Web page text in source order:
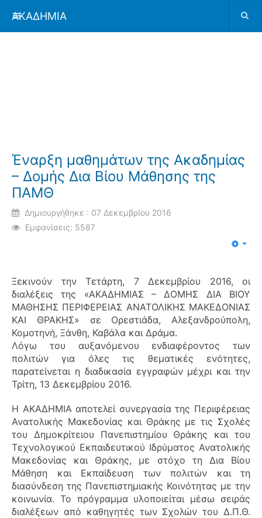
ΑΚΑΔΗΜΙΑ
Έναρξη μαθημάτων της Ακαδημίας
– Δομής Δια Βίου Μάθησης της
ΠΑΜΘ
Δημιουργήθηκε : 07 Δεκεμβρίου 2016
Εμφανίσεις: 5587
Ξεκινούν την Τετάρτη, 7 Δεκεμβρίου 2016, οι
διαλέξεις της «ΑΚΑΔΗΜΙΑΣ – ΔΟΜΗΣ ΔΙΑ ΒΙΟΥ
ΜΑΘΗΣΗΣ ΠΕΡΙΦΕΡΕΙΑΣ ΑΝΑΤΟΛΙΚΗΣ ΜΑΚΕΔΟΝΙΑΣ
ΚΑΙ ΘΡΑΚΗΣ» σε Ορεστιάδα, Αλεξανδρούπολη,
Κομοτηνή, Ξάνθη, Καβάλα και Δράμα.
Λόγω του αυξανόμενου ενδιαφέροντος των
πολιτών για όλες τις θεματικές ενότητες,
παρατείνεται η διαδικασία εγγραφών μέχρι και την
Τρίτη, 13 Δεκεμβρίου 2016.
Η ΑΚΑΔΗΜΙΑ αποτελεί συνεργασία της Περιφέρειας
Ανατολικής Μακεδονίας και Θράκης με τις Σχολές
του Δημοκρίτειου Πανεπιστημίου Θράκης και του
Τεχνολογικού Εκπαιδευτικού Ιδρύματος Ανατολικής
Μακεδονίας και Θράκης, με στόχο τη Δια Βίου
Μάθηση και Εκπαίδευση των πολιτών και τη
διασύνδεση της Πανεπιστημιακής Κοινότητας με την
κοινωνία. Το πρόγραμμα υλοποιείται μέσω σειράς
διαλέξεων από καθηγητές των Σχολών του Δ.Π.Θ.